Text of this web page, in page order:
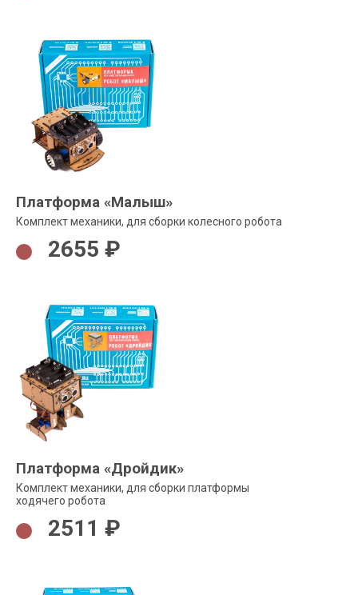
Платформа «Малыш»
Комплект механики, для сборки колесного робота
2655 ₽
Платформа «Дройдик»
Комплект механики, для сборки платформы
ходячего робота
2511 ₽